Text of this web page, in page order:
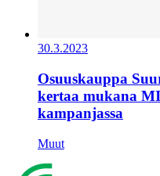
30.3.2023
Osuuskauppa
kertaa mukana
kampanjassa
Muut